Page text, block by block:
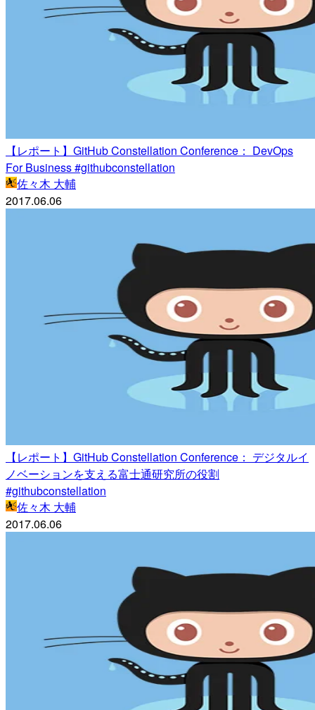
【レポート】GitHub Constellation Conference： DevOps
For Business #githubconstellation
佐々木 大輔
2017.06.06
【レポート】GitHub Constellation Conference： デジタルイ
ノベーションを支える富士通研究所の役割
#githubconstellation
佐々木 大輔
2017.06.06